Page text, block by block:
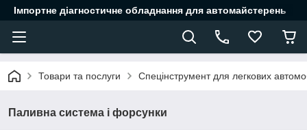
Імпортне діагностичне обладнання для автомайстерень
Товари та послуги Спецінструмент для легкових
Паливна система і форсунки